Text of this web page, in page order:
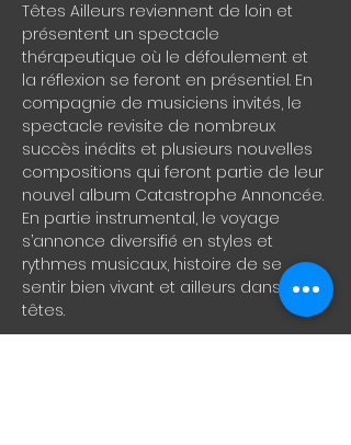
Têtes Ailleurs reviennent de loin et
présentent un spectacle
thérapeutique où le défoulement et
la réflexion se feront en présentiel. En
compagnie de musiciens invités, le
spectacle revisite de nombreux
succès inédits et plusieurs nouvelles
compositions qui feront partie de leur
nouvel album Catastrophe Annoncée.
En partie instrumental, le voyage
s’annonce diversifié en styles et
rythmes musicaux, histoire de se
sentir bien vivant et ailleurs dans nos
têtes.